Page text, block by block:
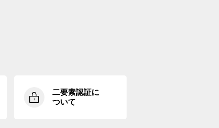
二要素認証に
ついて